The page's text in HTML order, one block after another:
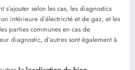
s’ajouter selon les cas, les diagnostics
intérieure d’électricité et de gaz, et les
parties communes en cas de
diagnostic, d’autres sont également à